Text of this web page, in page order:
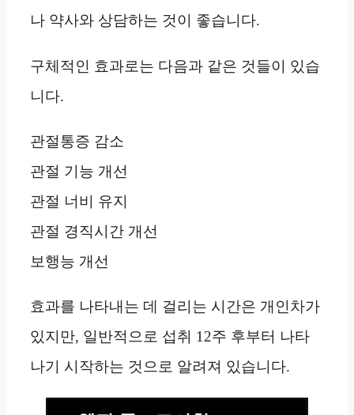
나 약사와 상담하는 것이 좋습니다.
구체적인 효과로는 다음과 같은 것들이 있습
니다.
관절통증 감소
관절 기능 개선
관절 너비 유지
관절 경직시간 개선
보행능 개선
효과를 나타내는 데 걸리는 시간은 개인차가
있지만, 일반적으로 섭취 12주 후부터 나타
나기 시작하는 것으로 알려져 있습니다.